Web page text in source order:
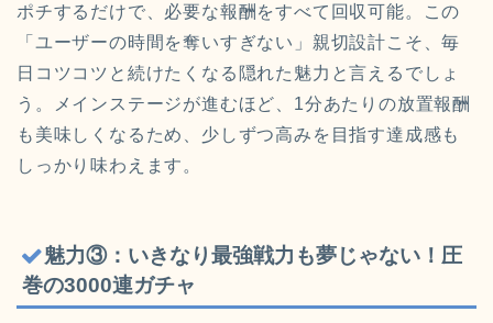
ポチするだけで、必要な報酬をすべて回収可能。この
「ユーザーの時間を奪いすぎない」親切設計こそ、毎
日コツコツと続けたくなる隠れた魅力と言えるでしょ
う。メインステージが進むほど、1分あたりの放置報酬
も美味しくなるため、少しずつ高みを目指す達成感も
しっかり味わえます。
魅力③：いきなり最強戦力も夢じゃない！圧
巻の3000連ガチャ